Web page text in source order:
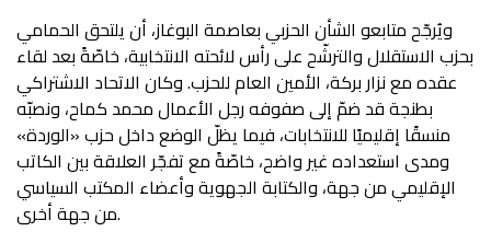
ويُرجّح متابعو الشأن الحزبي بعاصمة البوغاز، أن يلتحق الحمامي
بحزب الاستقلال والترشّح على رأس لائحته الانتخابية، خاصّةً بعد لقاء
عقده مع نزار بركة، الأمين العام للحزب. وكان الاتحاد الاشتراكي
بطنجة قد ضمّ إلى صفوفه رجل الأعمال محمد كماح، ونصبّه
منسقًا إقليميًا للانتخابات، فيما يظلّ الوضع داخل حزب «الوردة»
ومدى استعداده غير واضح، خاصّةً مع تفجّر العلاقة بين الكاتب
الإقليمي من جهة، والكتابة الجهوية وأعضاء المكتب السياسي
من جهة أخرى.